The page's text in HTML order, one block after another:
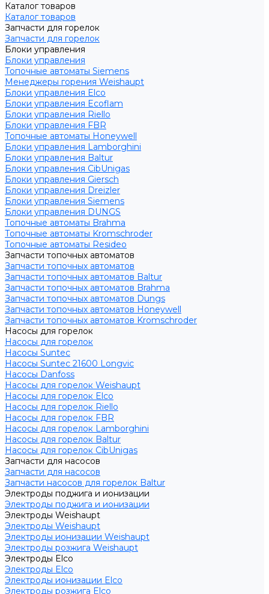
Каталог товаров
Каталог товаров
Запчасти для горелок
Запчасти для горелок
Блоки управления
Блоки управления
Топочные автоматы Siemens
Менеджеры горения Weishaupt
Блоки управления Elco
Блоки управления Ecoflam
Блоки управления Riello
Блоки управления FBR
Топочные автоматы Honeywell
Блоки управления Lamborghini
Блоки управления Baltur
Блоки управления CibUnigas
Блоки управления Giersch
Блоки управления Dreizler
Блоки управления Siemens
Блоки управления DUNGS
Топочные автоматы Brahma
Топочные автоматы Kromschroder
Топочные автоматы Resideo
Запчасти топочных автоматов
Запчасти топочных автоматов
Запчасти топочных автоматов Baltur
Запчасти топочных автоматов Brahma
Запчасти топочных автоматов Dungs
Запчасти топочных автоматов Honeywell
Запчасти топочных автоматов Kromschroder
Насосы для горелок
Насосы для горелок
Насосы Suntec
Насосы Suntec 21600 Longvic
Насосы Danfoss
Насосы для горелок Weishaupt
Насосы для горелок Elco
Насосы для горелок Riello
Насосы для горелок FBR
Насосы для горелок Lamborghini
Насосы для горелок Baltur
Насосы для горелок CibUnigas
Запчасти для насосов
Запчасти для насосов
Запчасти насосов для горелок Baltur
Электроды поджига и ионизации
Электроды поджига и ионизации
Электроды Weishaupt
Электроды Weishaupt
Электроды ионизации Weishaupt
Электроды розжига Weishaupt
Электроды Elco
Электроды Elco
Электроды ионизации Elco
Электроды розжига Elco